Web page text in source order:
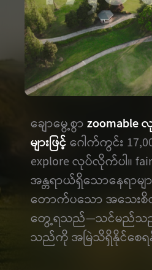
ချောမွေ့စွာzoomable
များဖြင့်ဂေါက်ကွင်း
explore လုပ်လိုက်ပါ။
အန္တရာယ်ရှိသောနေရာမ
တောက်ပသော အသေးစိတ်မ
တွေ့ရသည်—သင်မည်သ
သည်ကို အမြဲသိရှိနိုင်စေရ